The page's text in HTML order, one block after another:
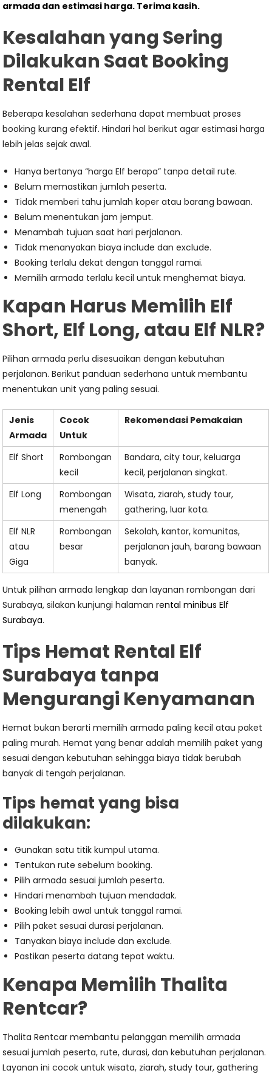
armada dan estimasi harga. Terima kasih.
Kesalahan yang Sering
Dilakukan Saat Booking
Rental Elf
Beberapa kesalahan sederhana dapat membuat proses
booking kurang efektif. Hindari hal berikut agar estimasi harga
lebih jelas sejak awal.
Hanya bertanya “harga Elf berapa” tanpa detail rute.
Belum memastikan jumlah peserta.
Tidak memberi tahu jumlah koper atau barang bawaan.
Belum menentukan jam jemput.
Menambah tujuan saat hari perjalanan.
Tidak menanyakan biaya include dan exclude.
Booking terlalu dekat dengan tanggal ramai.
Memilih armada terlalu kecil untuk menghemat biaya.
Kapan Harus Memilih Elf
Short, Elf Long, atau Elf NLR?
Pilihan armada perlu disesuaikan dengan kebutuhan
perjalanan. Berikut panduan sederhana untuk membantu
menentukan unit yang paling sesuai.
Jenis
Armada
Cocok
Untuk
Rekomendasi Pemakaian
Elf Short
Rombongan
kecil
Bandara, city tour, keluarga
kecil, perjalanan singkat.
Elf Long
Rombongan
menengah
Wisata, ziarah, study tour,
gathering, luar kota.
Elf NLR
atau
Giga
Rombongan
besar
Sekolah, kantor, komunitas,
perjalanan jauh, barang bawaan
banyak.
Untuk pilihan armada lengkap dan layanan rombongan dari
Surabaya, silakan kunjungi halamanrental minibus Elf
Surabaya.
Tips Hemat Rental Elf
Surabaya tanpa
Mengurangi Kenyamanan
Hemat bukan berarti memilih armada paling kecil atau paket
paling murah. Hemat yang benar adalah memilih paket yang
sesuai dengan kebutuhan sehingga biaya tidak berubah
banyak di tengah perjalanan.
Tips hemat yang bisa
dilakukan:
Gunakan satu titik kumpul utama.
Tentukan rute sebelum booking.
Pilih armada sesuai jumlah peserta.
Hindari menambah tujuan mendadak.
Booking lebih awal untuk tanggal ramai.
Pilih paket sesuai durasi perjalanan.
Tanyakan biaya include dan exclude.
Pastikan peserta datang tepat waktu.
Kenapa Memilih Thalita
Rentcar?
Thalita Rentcar membantu pelanggan memilih armada
sesuai jumlah peserta, rute, durasi, dan kebutuhan perjalanan.
Layanan ini cocok untuk wisata, ziarah, study tour, gathering